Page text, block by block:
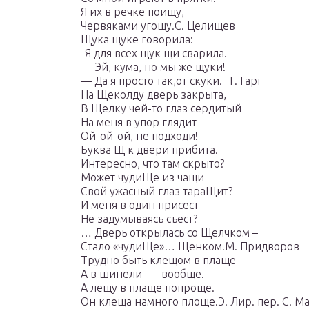
Я их в речке поищу,
Червяками угощу.С. Целищев
Щука щуке говорила:
-Я для всех щук щи сварила.
— Эй, кума, но мы же щуки!
— Да я просто так,от скуки. Т. Гарг
На Щеколду дверь закрыта,
В Щелку чей-то глаз сердитый
На меня в упор глядит –
Ой-ой-ой, не подходи!
Буква Щ к двери прибита.
Интересно, что там скрыто?
Может чудиЩе из чащи
Свой ужасный глаз тараЩит?
И меня в один присест
Не задумываясь съест?
… Дверь открылась со Щелчком –
Стало «чудиЩе»… Щенком!М. Придворов
Трудно быть клещом в плаще
А в шинели — вообще.
А лещу в плаще попроще.
Он клеща намного площе.Э. Лир. пер. С.